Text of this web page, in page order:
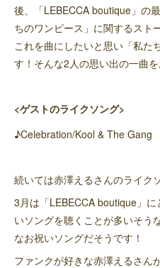
後、「LEBECCA boutique」の
ちのワンピース」に関するスト
これを曲にしたいと思い「私た
す！そんな2人の思い出の一曲を
<ゲストのライクソング>
♪Celebration/Kool & The Gang
続いては赤澤えるさんのライク
3月は「LEBECCA boutique」
いソングを聴くことが多いそう
なお祝いソングだそうです！
ファンクが好きな赤澤えるさん